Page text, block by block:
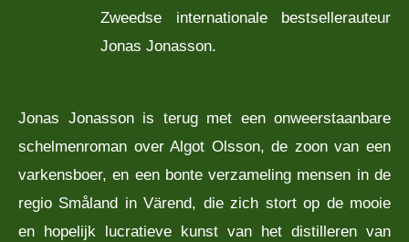
Zweedse internationale bestsellerauteur
Jonas Jonasson.
Jonas Jonasson is terug met een onweerstaanbare
schelmenroman over Algot Olsson, de zoon van een
varkensboer, en een bonte verzameling mensen in de
regio Småland in Värend, die zich stort op de mooie
en hopelijk lucratieve kunst van het distilleren van